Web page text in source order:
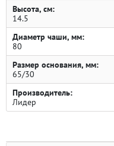
Высота, см:
14.5
Диаметр чаши, мм:
80
Размер основания, мм:
65/30
Производитель:
Лидер